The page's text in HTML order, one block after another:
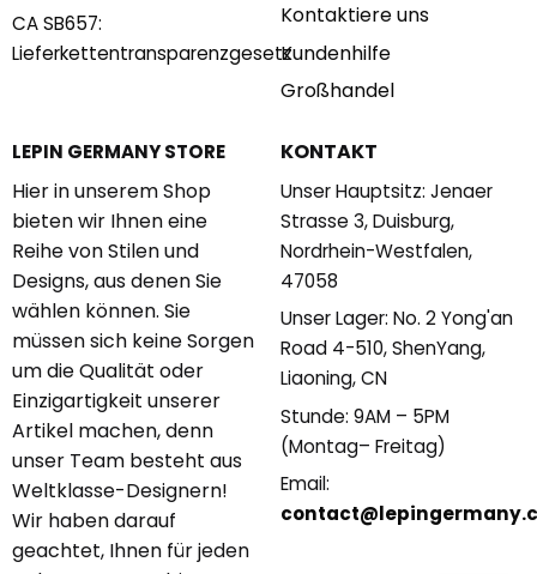
CA SB657:
Lieferkettentransparenzgesetz
Kontaktiere uns
Kundenhilfe
Großhandel
LEPIN GERMANY STORE
Hier in unserem Shop
bieten wir Ihnen eine
Reihe von Stilen und
Designs, aus denen Sie
wählen können. Sie
müssen sich keine Sorgen
um die Qualität oder
Einzigartigkeit unserer
Artikel machen, denn
unser Team besteht aus
Weltklasse-Designern!
Wir haben darauf
geachtet, Ihnen für jeden
KONTAKT
Unser Hauptsitz: Jenaer
Strasse 3, Duisburg,
Nordrhein-Westfalen,
47058
Unser Lager: No. 2 Yong'an
Road 4-510, ShenYang,
Liaoning, CN
Stunde: 9AM – 5PM
(Montag– Freitag)
Email: